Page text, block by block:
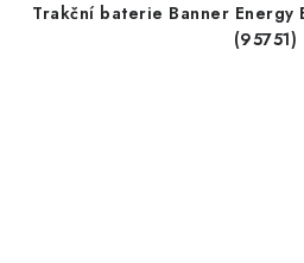
Trakční baterie Banner Energy
(95751)